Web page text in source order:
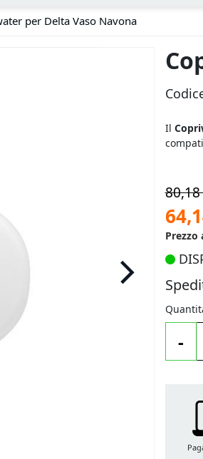
per Delta Vaso Navona
Il
80,18
Prezzo
-